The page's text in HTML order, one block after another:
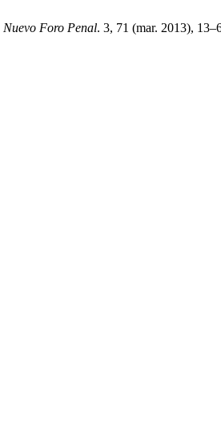
Nuevo Foro Penal. 3, 71 (mar. 2013),